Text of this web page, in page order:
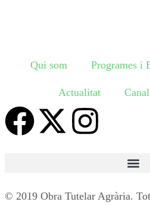
Qui som Programes i
Actualitat
© 2019 Obra Tutelar Agrària.